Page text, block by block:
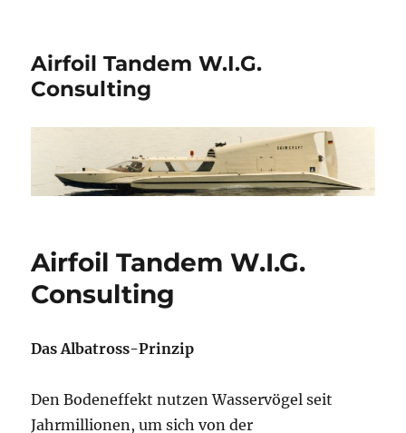
Airfoil Tandem W.I.G.
Consulting
Airfoil Tandem W.I.G.
Consulting
Das Albatross-Prinzip
Den Bodeneffekt nutzen Wasservögel seit
Jahrmillionen, um sich von der